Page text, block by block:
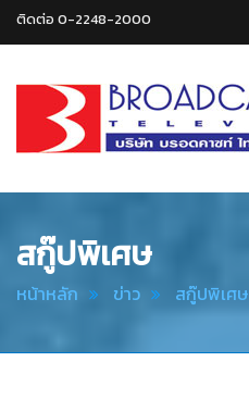
ติดต่อ 0-2248-2000
Thai
สกู๊ปพิเศษ
หน้าหลัก ข่าว สกู๊ปพิเศษ